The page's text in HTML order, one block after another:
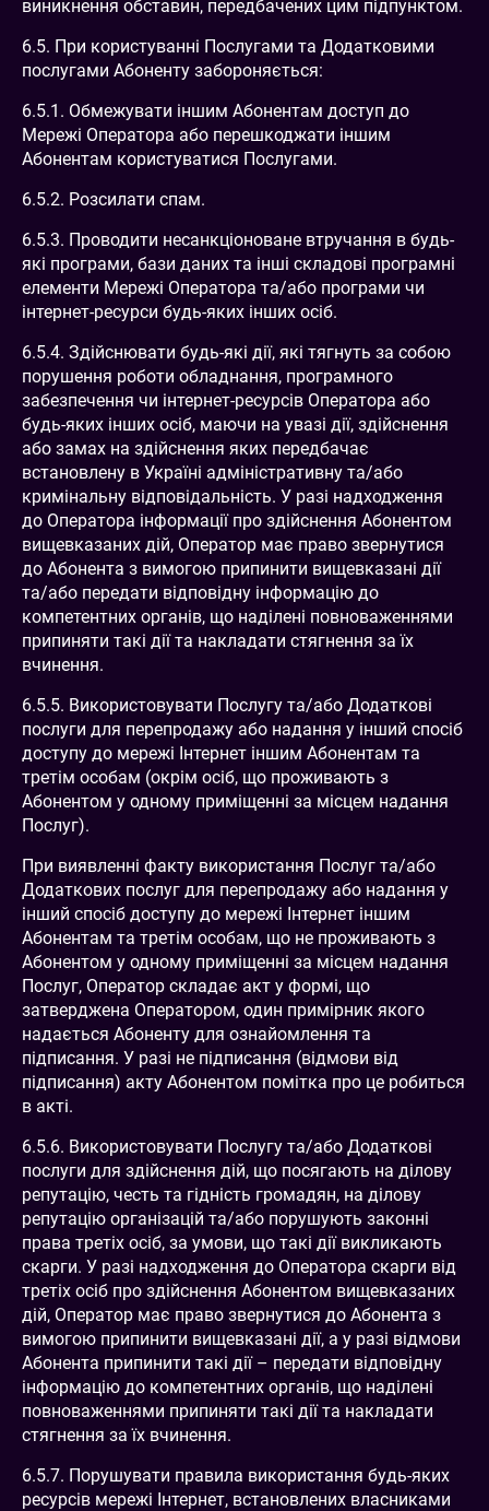
виникнення обставин, передбачених цим підпунктом.
6.5. При користуванні Послугами та Додатковими
послугами Абоненту забороняється:
6.5.1. Обмежувати іншим Абонентам доступ до
Мережі Оператора або перешкоджати іншим
Абонентам користуватися Послугами.
6.5.2. Розсилати спам.
6.5.3. Проводити несанкціоноване втручання в будь-
які програми, бази даних та інші складові програмні
елементи Мережі Оператора та/або програми чи
інтернет-ресурси будь-яких інших осіб.
6.5.4. Здійснювати будь-які дії, які тягнуть за собою
порушення роботи обладнання, програмного
забезпечення чи інтернет-ресурсів Оператора або
будь-яких інших осіб, маючи на увазі дії, здійснення
або замах на здійснення яких передбачає
встановлену в Україні адміністративну та/або
кримінальну відповідальність. У разі надходження
до Оператора інформації про здійснення Абонентом
вищевказаних дій, Оператор має право звернутися
до Абонента з вимогою припинити вищевказані дії
та/або передати відповідну інформацію до
компетентних органів, що наділені повноваженнями
припиняти такі дії та накладати стягнення за їх
вчинення.
6.5.5. Використовувати Послугу та/або Додаткові
послуги для перепродажу або надання у інший спосіб
доступу до мережі Інтернет іншим Абонентам та
третім особам (окрім осіб, що проживають з
Абонентом у одному приміщенні за місцем надання
Послуг).
При виявленні факту використання Послуг та/або
Додаткових послуг для перепродажу або надання у
інший спосіб доступу до мережі Інтернет іншим
Абонентам та третім особам, що не проживають з
Абонентом у одному приміщенні за місцем надання
Послуг, Оператор складає акт у формі, що
затверджена Оператором, один примірник якого
надається Абоненту для ознайомлення та
підписання. У разі не підписання (відмови від
підписання) акту Абонентом помітка про це робиться
в акті.
6.5.6. Використовувати Послугу та/або Додаткові
послуги для здійснення дій, що посягають на ділову
репутацію, честь та гідність громадян, на ділову
репутацію організацій та/або порушують законні
права третіх осіб, за умови, що такі дії викликають
скарги. У разі надходження до Оператора скарги від
третіх осіб про здійснення Абонентом вищевказаних
дій, Оператор має право звернутися до Абонента з
вимогою припинити вищевказані дії, а у разі відмови
Абонента припинити такі дії – передати відповідну
інформацію до компетентних органів, що наділені
повноваженнями припиняти такі дії та накладати
стягнення за їх вчинення.
6.5.7. Порушувати правила використання будь-яких
ресурсів мережі Інтернет, встановлених власниками